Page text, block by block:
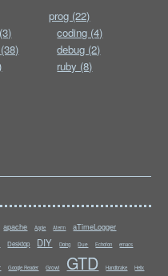
prog (22)
coding (4)
debug (2)
ruby (8)
apache Apple Aterm aTimeLogger
Desktop DIY Doing Due Echofon emacs
Google Reader Growl GTD Handbrake Helix